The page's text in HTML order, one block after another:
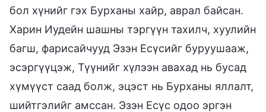
бол хүнийг гэх Бурханы хайр, аврал байсан.
Харин Иудейн шашны тэргүүн тахилч, хуулийн
багш, фарисайчууд Эзэн Есүсийг буруушааж,
эсэргүүцэж, Түүнийг хүлээн авахад нь бусад
хүмүүст саад болж, эцэст нь Бурханы яллалт,
шийтгэлийг амссан. Эзэн Есүс одоо эргэн